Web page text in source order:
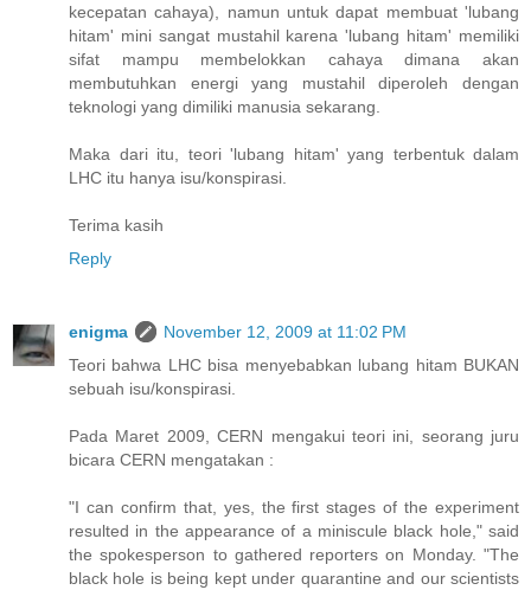
kecepatan cahaya), namun untuk dapat membuat 'lubang
hitam' mini sangat mustahil karena 'lubang hitam' memiliki
sifat mampu membelokkan cahaya dimana akan
membutuhkan energi yang mustahil diperoleh dengan
teknologi yang dimiliki manusia sekarang.
Maka dari itu, teori 'lubang hitam' yang terbentuk dalam
LHC itu hanya isu/konspirasi.
Terima kasih
Reply
enigma
November 12, 2009 at 11:02 PM
Teori bahwa LHC bisa menyebabkan lubang hitam BUKAN
sebuah isu/konspirasi.
Pada Maret 2009, CERN mengakui teori ini, seorang juru
bicara CERN mengatakan :
"I can confirm that, yes, the first stages of the experiment
resulted in the appearance of a miniscule black hole," said
the spokesperson to gathered reporters on Monday. "The
black hole is being kept under quarantine and our scientists